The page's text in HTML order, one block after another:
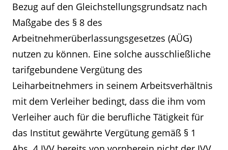
Bezug auf den Gleichstellungsgrundsatz nach
Maßgabe des § 8 des
Arbeitnehmerüberlassungsgesetzes (AÜG)
nutzen zu können. Eine solche ausschließliche
tarifgebundene Vergütung des
Leiharbeitnehmers in seinem Arbeitsverhältnis
mit dem Verleiher bedingt, dass die ihm vom
Verleiher auch für die berufliche Tätigkeit für
das Institut gewährte Vergütung gemäß § 1